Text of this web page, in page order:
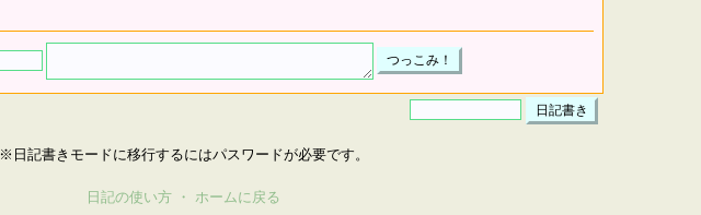
※日記書きモードに移行するにはパスワードが必要です。
日記の使い方 ・ ホームに戻る